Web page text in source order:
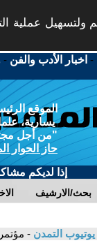
ولتسهيل عملية
- اخبار الأدب والفن -
الموقع
يسارية،
"من أجل
حاز الحوار
إذا لديكم
بحث/الارشيف
يوتيوب التمدن -